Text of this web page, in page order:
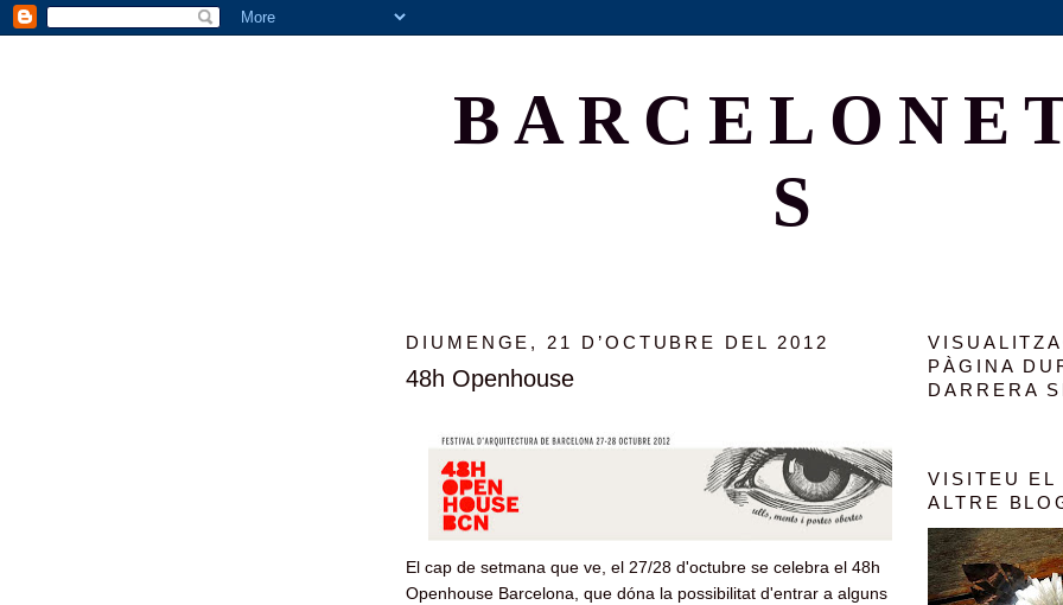
S
DIUMENGE, 21 D’OCTUBRE DEL 2012
48h Openhouse
El cap de setmana que ve, el 27/28 d'octubre se celebra el 48h
Openhouse Barcelona, que dóna la possibilitat d'entrar a alguns
PÀGINA
DARRERA
VISITEU EL
ALTRE